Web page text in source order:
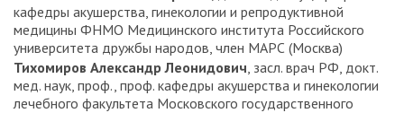
кафедры акушерства, гинекологии и репродуктивной
медицины ФНМО Медицинского института Российского
университета дружбы народов, член МАРС (Москва)
Тихомиров Александр Леонидович , засл. врач РФ, докт.
мед. наук, проф., проф. кафедры акушерства и гинекологии
лечебного факультета Московского государственного